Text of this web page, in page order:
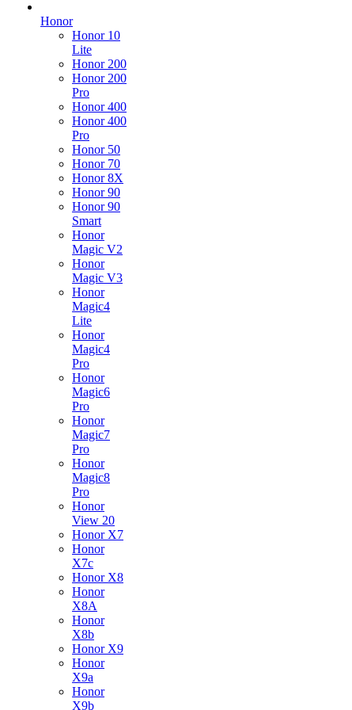
Honor
Honor 10
Lite
Honor 200
Honor 200
Pro
Honor 400
Honor 400
Pro
Honor 50
Honor 70
Honor 8X
Honor 90
Honor 90
Smart
Honor
Magic V2
Honor
Magic V3
Honor
Magic4
Lite
Honor
Magic4
Pro
Honor
Magic6
Pro
Honor
Magic7
Pro
Honor
Magic8
Pro
Honor
View 20
Honor X7
Honor
X7c
Honor X8
Honor
X8A
Honor
X8b
Honor X9
Honor
X9a
Honor
X9b